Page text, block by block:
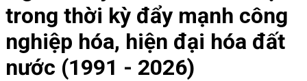
trong thời kỳ đẩy mạnh công
nghiệp hóa, hiện đại hóa đất
nước (1991 - 2026)